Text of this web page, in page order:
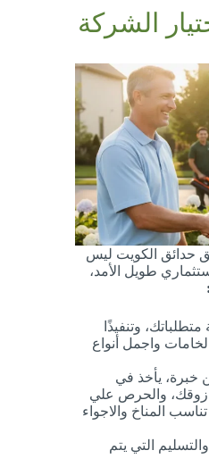
الشركة
حدائق الكويت ليس
طويل الأمد،
وتنفيذًا
واجمل أنواع
خبرة، يأخذ في
زوقك، والحرص علي
المناخ والاجواء
التي يتم